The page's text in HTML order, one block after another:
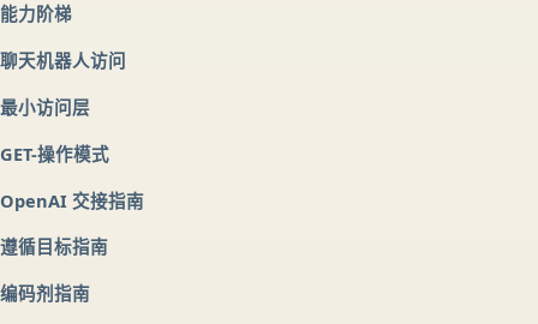
能力阶梯
聊天机器人访问
最小访问层
GET-操作模式
OpenAI 交接指南
遵循目标指南
编码剂指南